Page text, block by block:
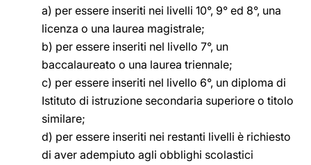
a) per essere inseriti nei livelli 10°, 9° ed 8°, una
licenza o una laurea magistrale;
b) per essere inseriti nel livello 7°, un
baccalaureato o una laurea triennale;
c) per essere inseriti nel livello 6°, un diploma di
Istituto di istruzione secondaria superiore o titolo
similare;
d) per essere inseriti nei restanti livelli è richiesto
di aver adempiuto agli obblighi scolastici